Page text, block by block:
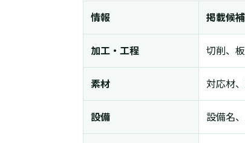
情報 掲載候補
加工・工程 切削、
素材 対応材
設備 設備名